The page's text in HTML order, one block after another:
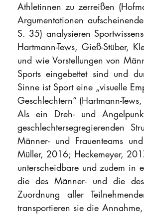
Athletinnen zu zerreißen
Argumentationen
S. 35) analysieren
Hartmann-Tews, Gieß-Stüber,
und wie Vorstellungen von
Sports eingebettet sind und
Sinne ist Sport eine „visuelle
Geschlechtern“ (Hartmann-
Als ein Dreh- und
geschlechtersegregierenden
Männer- und Frauenteams
Müller, 2016; Heckemeyer,
unterscheidbare und zudem in
die des Männer- und die
Zuordnung aller
transportieren sie die